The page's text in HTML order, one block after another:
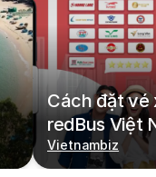
Cách đặt vé
redBus Việt
Vietnambiz